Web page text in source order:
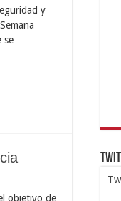
y
se
objetivo de